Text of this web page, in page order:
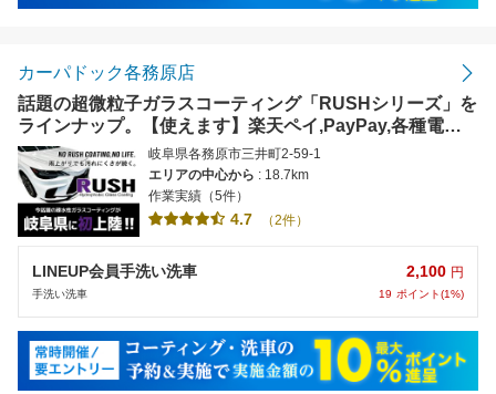
カーパドック各務原店
話題の超微粒子ガラスコーティング「RUSHシリーズ」を
ラインナップ。【使えます】楽天ペイ,PayPay,各種電子
マネー
岐阜県各務原市三井町2-59-1
エリアの中心から : 18.7km
作業実績（5件）
4.7 （2件）
LINEUP会員手洗い洗車
手洗い洗車
2,100 円
19 ポイント(1%)